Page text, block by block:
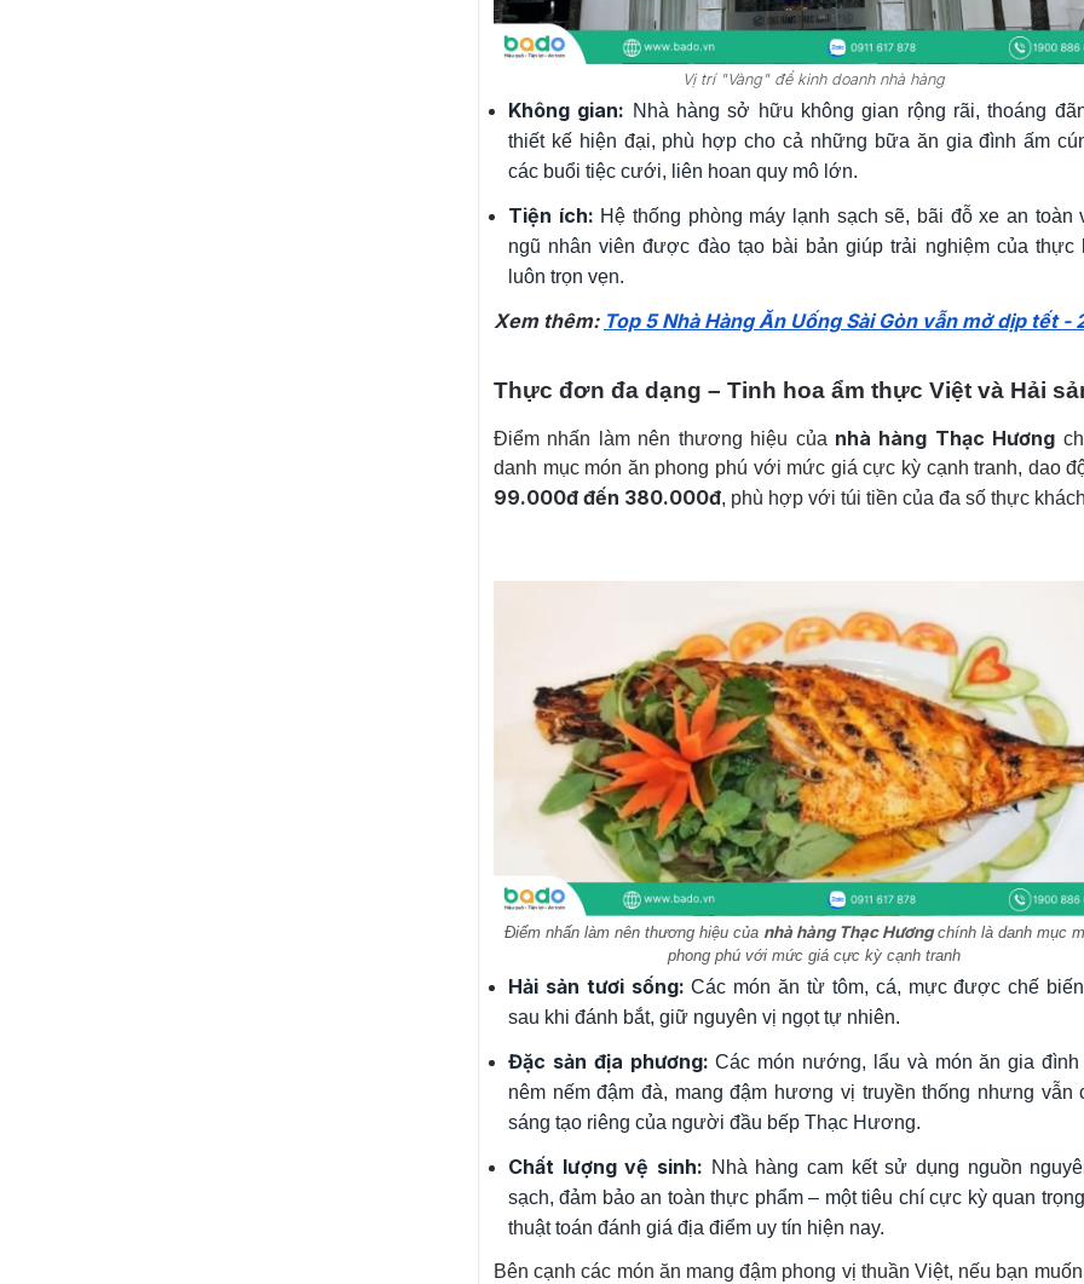
Vị trí "Vàng" để kinh doanh nhà hàng
Không gian: Nhà hàng sở hữu không gian rộng rãi, thoáng
thiết kế hiện đại, phù hợp cho cả những bữa ăn gia đình ấm
các buổi tiệc cưới, liên hoan quy mô lớn.
Tiện ích: Hệ thống phòng máy lạnh sạch sẽ, bãi đỗ xe an toàn
ngũ nhân viên được đào tạo bài bản giúp trải nghiệm của thực
luôn trọn vẹn.
Xem thêm: Top 5 Nhà Hàng Ăn Uống Sài Gòn vẫn mở dịp tết -
Thực đơn đa dạng – Tinh hoa ẩm thực Việt và Hải
Điểm nhấn làm nên thương hiệu của nhà hàng Thạc Hương
danh mục món ăn phong phú với mức giá cực kỳ cạnh tranh, dao
99.000đ đến 380.000đ, phù hợp với túi tiền của đa số thực
Điểm nhấn làm nên thương hiệu của nhà hàng Thạc Hươngchính là danh mục
phong phú với mức giá cực kỳ cạnh tranh
Hải sản tươi sống: Các món ăn từ tôm, cá, mực được chế
sau khi đánh bắt, giữ nguyên vị ngọt tự nhiên.
Đặc sản địa phương: Các món nướng, lẩu và món ăn gia
nêm nếm đậm đà, mang đậm hương vị truyền thống nhưng vẫn
sáng tạo riêng của người đầu bếp Thạc Hương.
Chất lượng vệ sinh: Nhà hàng cam kết sử dụng nguồn
sạch, đảm bảo an toàn thực phẩm – một tiêu chí cực kỳ quan
thuật toán đánh giá địa điểm uy tín hiện nay.
Bên cạnh các món ăn mang đậm phong vị thuần Việt, nếu bạn